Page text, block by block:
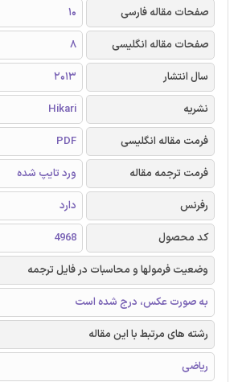
صفحات مقاله فارسی
10
صفحات مقاله انگلیسی
8
سال انتشار
2013
نشریه
Hikari
فرمت مقاله انگلیسی
PDF
فرمت ترجمه مقاله
ورد تایپ شده
رفرنس
دارد
کد محصول
4968
وضعیت فرمولها و محاسبات در فایل ترجمه
به صورت عکس، درج شده است
رشته های مرتبط با این مقاله
ریاضی